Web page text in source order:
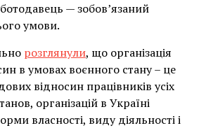
— зобов’язаний
умови.
розглянули, що організація
в умовах воєнного стану – це
відносин працівників усіх
організацій в Україні
власності, виду діяльності і